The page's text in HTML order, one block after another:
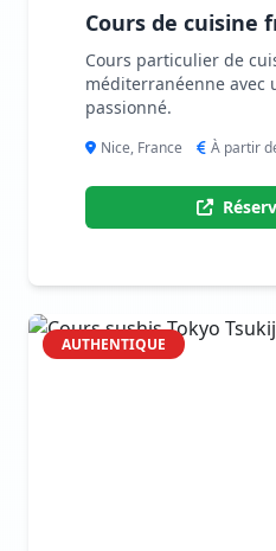
Cours de cuisine
Cours particulier de
méditerranéenne avec
passionné.
Nice, France À partir
AUTHENTIQUE